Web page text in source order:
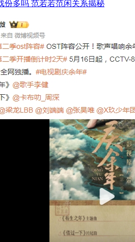
份多吗 范若若范闲关系揭秘